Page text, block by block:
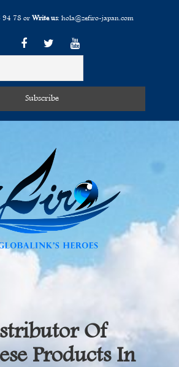
94 78 or Write us: hola@zefiro-japan.com
Of
Products In